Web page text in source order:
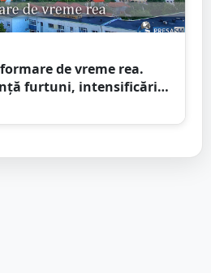
de vreme rea.
furtuni, intensificări